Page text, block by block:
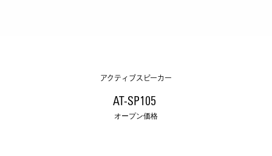
アクティブスピーカー
AT-SP105
オープン価格